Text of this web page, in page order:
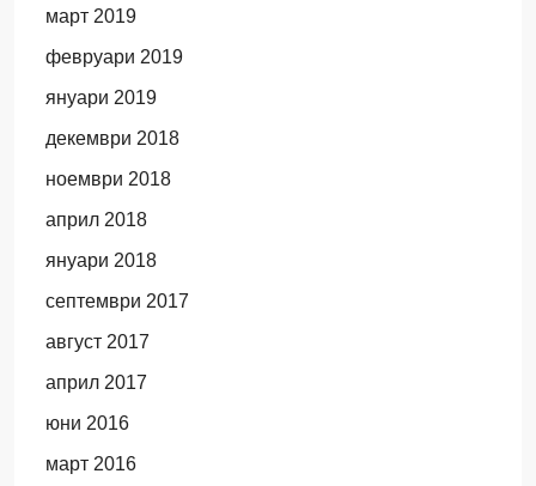
март 2019
февруари 2019
януари 2019
декември 2018
ноември 2018
април 2018
януари 2018
септември 2017
август 2017
април 2017
юни 2016
март 2016